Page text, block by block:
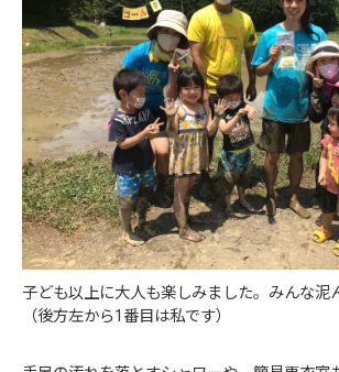
子ども以上に大人も楽しみました。みんな泥
（後方左から1番目は私です）